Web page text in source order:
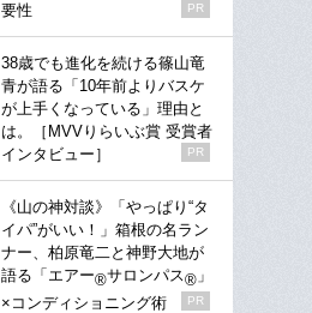
要性
PR
38歳でも進化を続ける篠山竜
青が語る「10年前よりバスケ
が上手くなっている」理由と
は。［MVVりらいぶ賞 受賞者
インタビュー］
PR
《山の神対談》「やっぱり“タ
イパ”がいい！」箱根の名ラン
ナー、柏原竜二と神野大地が
語る「エアー®サロンパス® 」
×コンディショニング術
PR